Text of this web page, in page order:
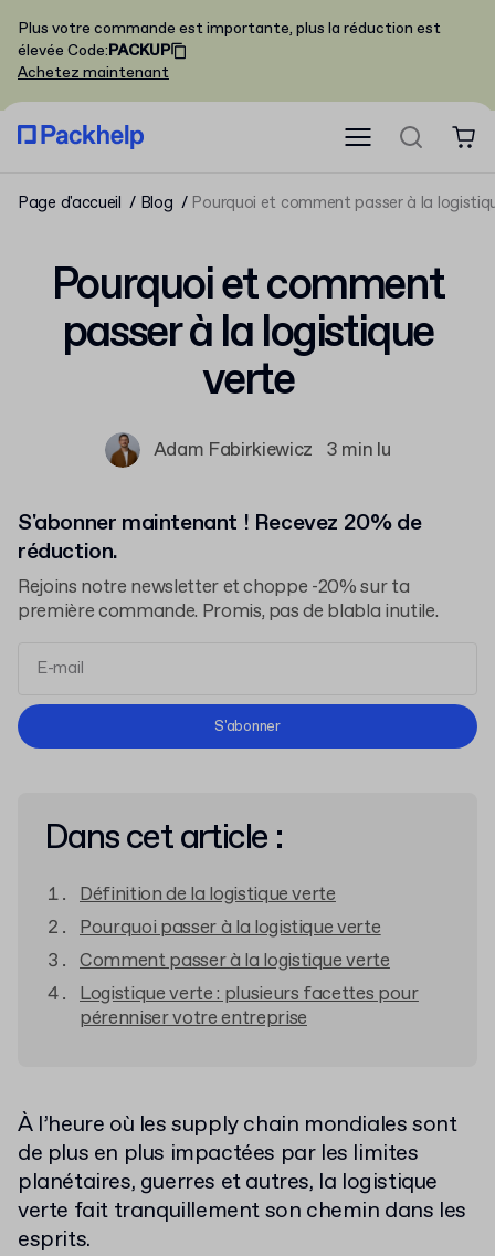
Plus votre commande est importante, plus la réduction est
élevée Code:PACKUP
Achetez maintenant
Page d'accueil Blog Pourquoi et comment passer à la
Pourquoi et comment
passer à la logistique
verte
Adam Fabirkiewicz 3 min lu
S'abonner maintenant ! Recevez 20% de
réduction.
Rejoins notre newsletter et choppe -20% sur ta
première commande. Promis, pas de blabla inutile.
Conditions d'Utilisation
S'abonner
Dans cet article :
Définition de la logistique verte
Pourquoi passer à la logistique verte
Comment passer à la logistique verte
Logistique verte : plusieurs facettes pour
pérenniser votre entreprise
À l’heure où les supply chain mondiales sont
de plus en plus impactées par les limites
planétaires, guerres et autres, la logistique
verte fait tranquillement son chemin dans les
esprits.